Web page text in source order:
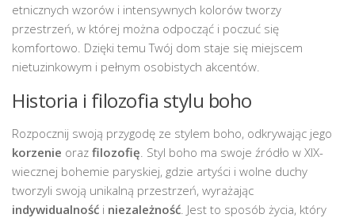
etnicznych wzorów i intensywnych kolorów tworzy
przestrzeń, w której można odpocząć i poczuć się
komfortowo. Dzięki temu Twój dom staje się miejscem
nietuzinkowym i pełnym osobistych akcentów.
Historia i filozofia stylu boho
Rozpocznij swoją przygodę ze stylem boho, odkrywając jego
korzenie oraz filozofię . Styl boho ma swoje źródło w XIX-
wiecznej bohemie paryskiej, gdzie artyści i wolne duchy
tworzyli swoją unikalną przestrzeń, wyrażając
indywidualność i niezależność . Jest to sposób życia, który